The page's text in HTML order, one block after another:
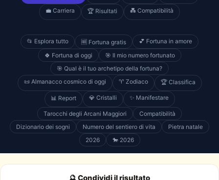
💼 Carriera 🏆 Risultati 💑 Compatibilità
📂 Esplora tutto 🆓 Fortuna gratis
💕 Fortuna in amore
🍀 Fortuna di oggi
🎯 Il mio numero fortunato
🎯 Qual è il tuo archetipo della fortuna?
📜 Almanacco cosmico di oggi
♈ Zodiaco 🏆 Classifica
📊 Report 💎 Cristalli ✨ Manifestare
Tarocchi degli Arcani Maggiori
Compatibilità
Dizionario dei sogni
Numero del sentiero di vita
Pietra natale
2026
🐎 2026
🔮 Condividi il risultato